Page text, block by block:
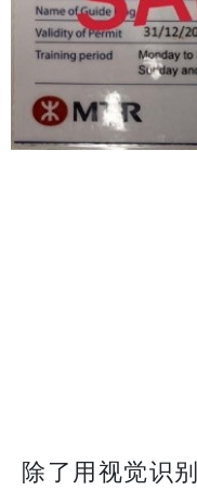
除了用视觉识